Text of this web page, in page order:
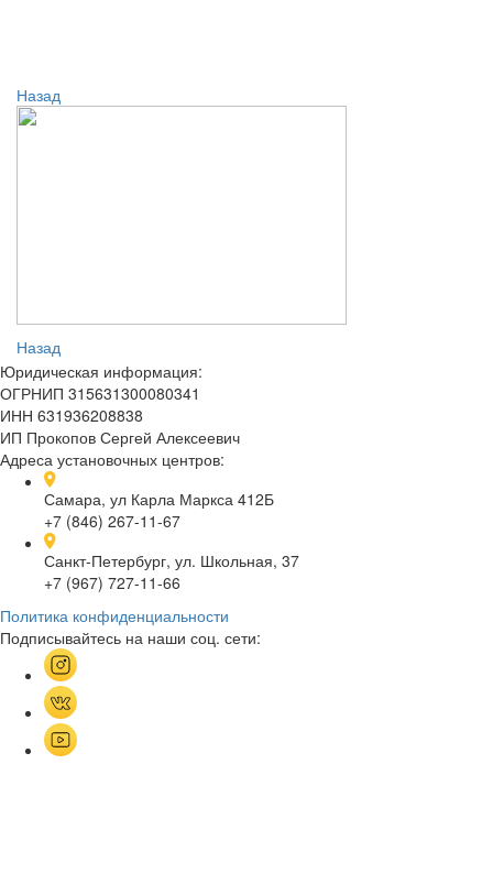
Назад
Назад
Юридическая информация:
ОГРНИП 315631300080341
ИНН 631936208838
ИП Прокопов Сергей Алексеевич
Адреса установочных центров:
Самара, ул Карла Маркса 412Б
+7 (846) 267-11-67
Санкт-Петербург, ул. Школьная, 37
+7 (967) 727-11-66
Политика конфиденциальности
Подписывайтесь на наши соц. сети: